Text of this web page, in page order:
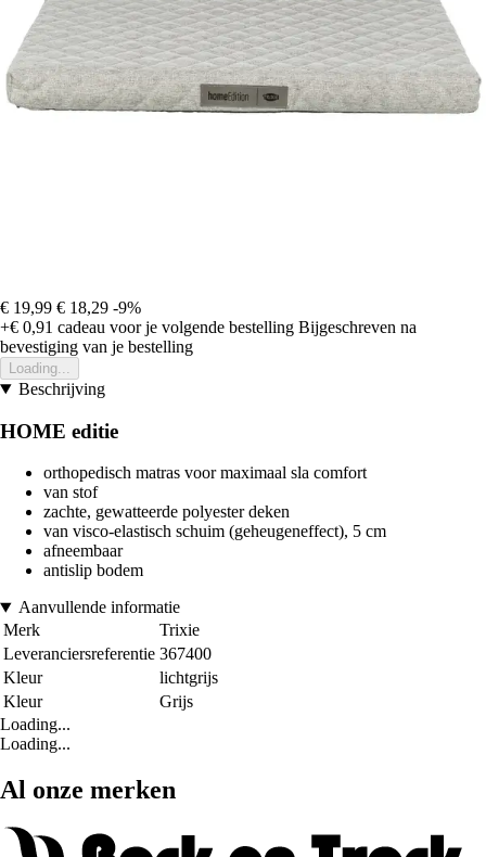
€ 19,99 € 18,29 -9%
+€ 0,91 cadeau voor je volgende bestelling Bijgeschreven na
bevestiging van je bestelling
Loading...
Beschrijving
HOME editie
orthopedisch matras voor maximaal sla comfort
van stof
zachte, gewatteerde polyester deken
van visco-elastisch schuim (geheugeneffect), 5 cm
afneembaar
antislip bodem
Aanvullende informatie
Merk
Trixie
Leveranciersreferentie 367400
Kleur
lichtgrijs
Kleur
Grijs
Loading...
Loading...
Al onze merken